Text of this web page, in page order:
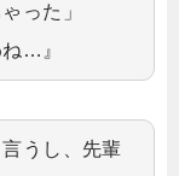
った」
…』
うし、先輩